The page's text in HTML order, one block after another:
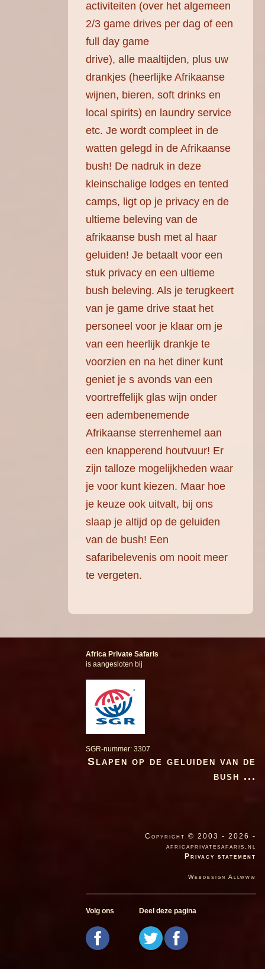
activiteiten (over het algemeen
2/3 game drives per dag of een
full day game
drive), alle maaltijden, plus uw
drankjes (heerlijke Afrikaanse
wijnen, bieren, soft drinks en
local spirits) en laundry service
etc. Je wordt compleet in de
watten gelegd in de Afrikaanse
bush! De nadruk in deze
kleinschalige lodges en tented
camps, ligt op je privacy en de
ultieme beleving van de
afrikaanse bush met al haar
geluiden! Je betaalt voor een
stuk privacy en een ultieme
bush beleving. Als je terugkeert
van je game drive staat het
personeel voor je klaar om je
van een heerlijk drankje te
voorzien en na het diner kunt
geniet je s avonds van een
voortreffelijk glas wijn onder
een adembenemende
Afrikaanse sterrenhemel aan
een knapperend houtvuur! Er
zijn talloze mogelijkheden waar
je voor kunt kiezen. Maar hoe
je keuze ook uitvalt, bij ons
slaap je altijd op de geluiden
van de bush! Een
safaribelevenis om nooit meer
te vergeten.
Africa Private Safaris
is aangesloten bij
SGR-nummer: 3307
Slapen op de geluiden van de
bush ...
Copyright © 2003 - 2026 -
africaprivatesafaris.nl
Privacy statement
Webdesign Allwww
Volg ons Deel deze pagina